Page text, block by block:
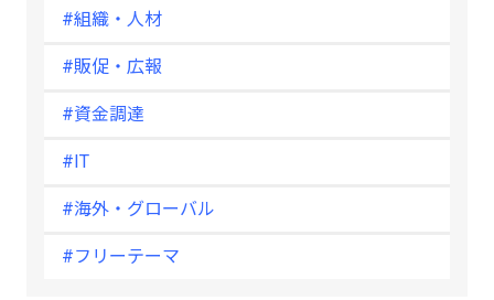
#組織・人材
#販促・広報
#資金調達
#IT
#海外・グローバル
#フリーテーマ